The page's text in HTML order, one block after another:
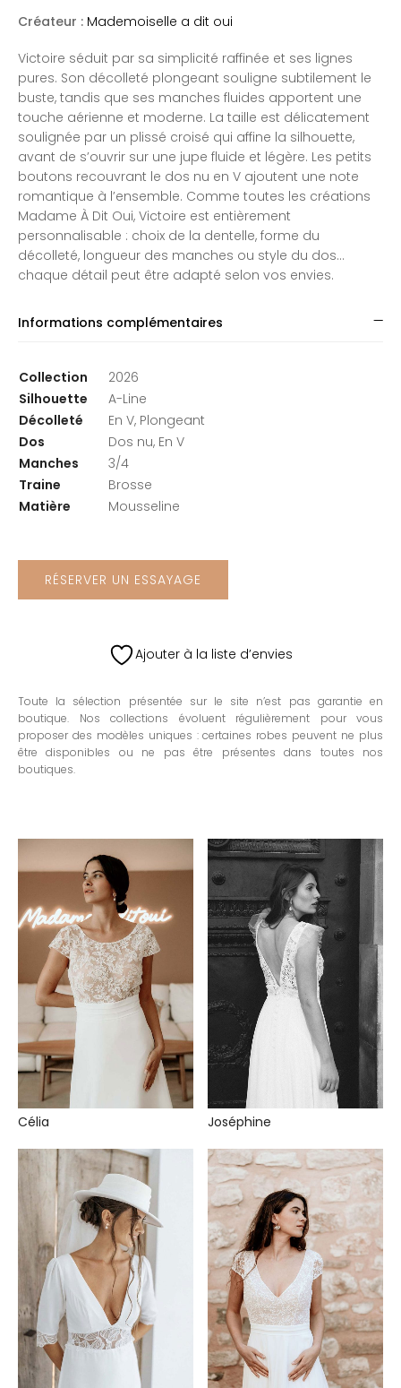
Créateur : Mademoiselle a dit oui
Victoire séduit par sa simplicité raffinée et ses lignes
pures. Son décolleté plongeant souligne subtilement le
buste, tandis que ses manches fluides apportent une
touche aérienne et moderne. La taille est délicatement
soulignée par un plissé croisé qui affine la silhouette,
avant de s’ouvrir sur une jupe fluide et légère. Les petits
boutons recouvrant le dos nu en V ajoutent une note
romantique à l’ensemble. Comme toutes les créations
Madame À Dit Oui, Victoire est entièrement
personnalisable : choix de la dentelle, forme du
décolleté, longueur des manches ou style du dos…
chaque détail peut être adapté selon vos envies.
Informations complémentaires
Collection
2026
Silhouette
A-Line
Décolleté
En V, Plongeant
Dos
Dos nu, En V
Manches
3/4
Traine
Brosse
Matière
Mousseline
RÉSERVER UN ESSAYAGE
Ajouter à la liste d’envies
Toute la sélection présentée sur le site n’est pas garantie en
boutique. Nos collections évoluent régulièrement pour vous
proposer des modèles uniques : certaines robes peuvent ne plus
être disponibles ou ne pas être présentes dans toutes nos
boutiques.
Célia Joséphine